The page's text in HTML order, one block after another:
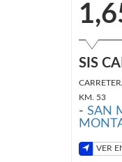
SIS
KM. 53
- SAN
VER